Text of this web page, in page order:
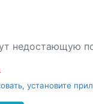
недостающую
установите